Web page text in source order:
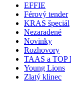
EFFIE
Férový tender
KRAS špeciál
Nezaradené
Novinky
Rozhovory
TAAS a TOP
Young Lions
Zlatý klinec